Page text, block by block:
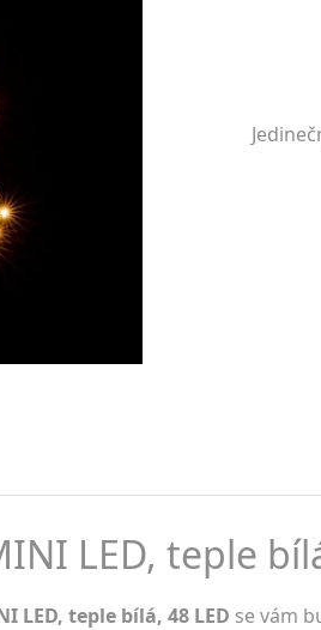
LED, teple
LED, teple bílá, 48 LED se vám